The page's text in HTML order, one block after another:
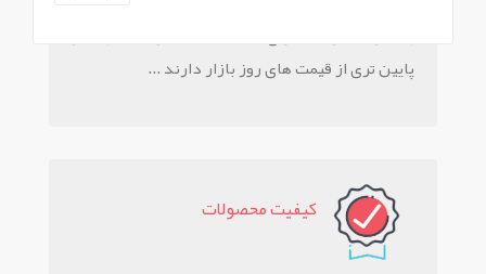
بیشتر محصولات دارای تخفیف هستند و قیمت بسیار
پایین تری از قیمت های روز بازار دارند ...
کيفيت محصولات